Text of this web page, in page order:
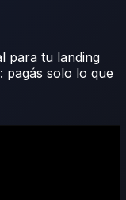
para tu landing
pagás solo lo que